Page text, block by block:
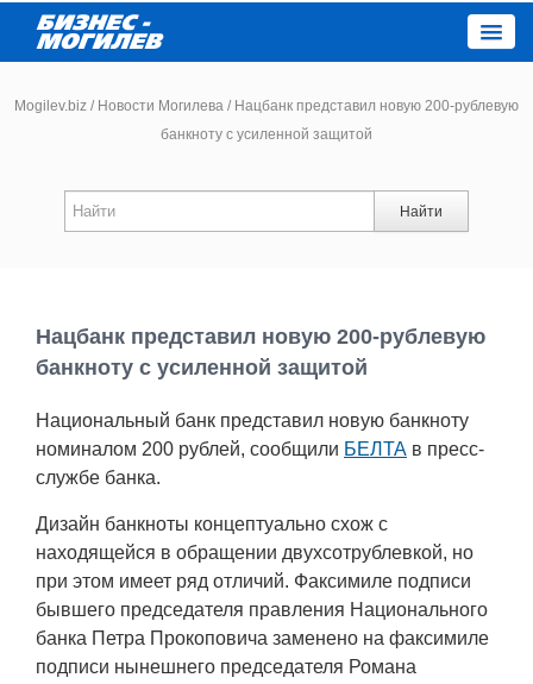
Новости
Работа
Афиша
Объявления
Транспорт
Погода
Курсы валют
Mogilev.biz / Новости Могилева /Нацбанк представил новую 200-рублевую
банкноту с усиленной защитой
Найти
Нацбанк представил новую 200-рублевую
банкноту с усиленной защитой
Национальный банк представил новую банкноту
номиналом 200 рублей, сообщили БЕЛТА в пресс-
службе банка.
Дизайн банкноты концептуально схож с
находящейся в обращении двухсотрублевкой, но
при этом имеет ряд отличий. Факсимиле подписи
бывшего председателя правления Национального
банка Петра Прокоповича заменено на факсимиле
подписи нынешнего председателя Романа